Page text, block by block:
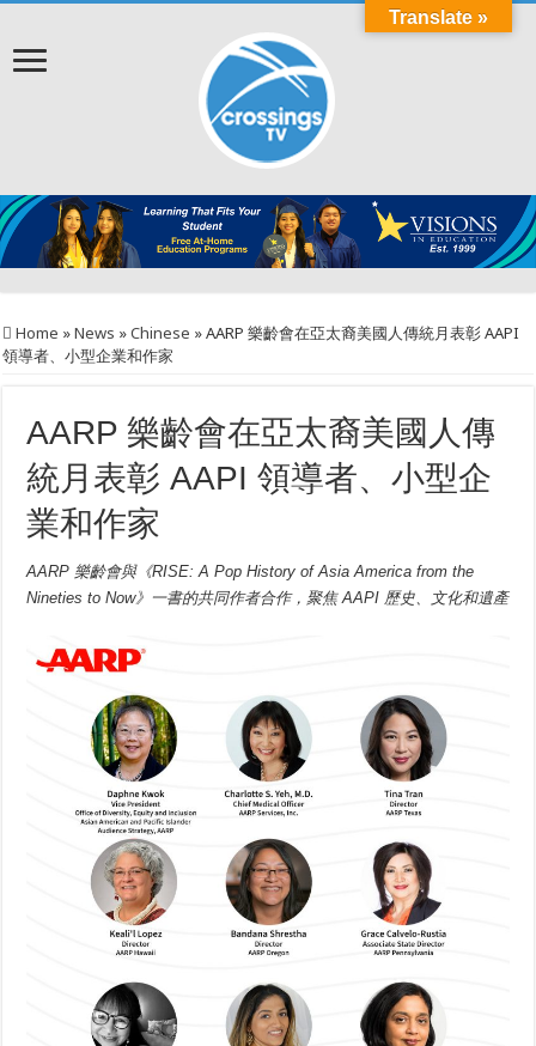
Home »News »Chinese »AARP 樂齡會在亞太裔美國人傳統月表彰 AAPI
領導者、小型企業和作家
AARP 樂齡會在亞太裔美國人傳
統月表彰 AAPI 領導者、小型企
業和作家
AARP 樂齡會與《RISE: A Pop History of Asia America from the
Nineties to Now》一書的共同作者合作，聚焦 AAPI 歷史、文化和遺產
Translate »